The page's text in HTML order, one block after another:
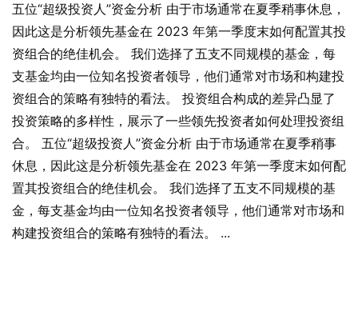
五位“超级投资人”资金分析 由于市场通常在夏季稍事休息，
因此这是分析领先基金在 2023 年第一季度末如何配置其投
资组合的绝佳机会。 我们选择了五支不同规模的基金，每
支基金均由一位知名投资者领导，他们通常对市场和构建投
资组合的策略有独特的看法。 投资组合构成的差异凸显了
投资策略的多样性，展示了一些领先投资者如何处理投资组
合。 五位“超级投资人”资金分析 由于市场通常在夏季稍事
休息，因此这是分析领先基金在 2023 年第一季度末如何配
置其投资组合的绝佳机会。 我们选择了五支不同规模的基
金，每支基金均由一位知名投资者领导，他们通常对市场和
构建投资组合的策略有独特的看法。 ...